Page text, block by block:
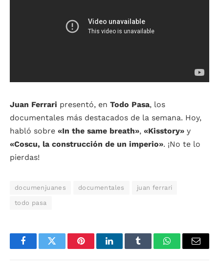
Juan Ferrari presentó, en Todo Pasa, los
documentales más destacados de la semana. Hoy,
habló sobre «In the same breath», «Kisstory» y
«Coscu, la construcción de un imperio». ¡No te lo
pierdas!
documenjuanes documentales juan ferrari
todo pasa
FacebookTwitter PinterestLinkedInTumblr WhatsAppEmail